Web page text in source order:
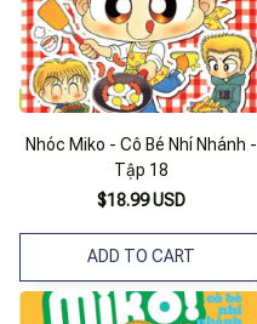
Nhóc Miko - Cô Bé Nhí Nhánh -
Tập 18
$18.99 USD
ADD TO CART